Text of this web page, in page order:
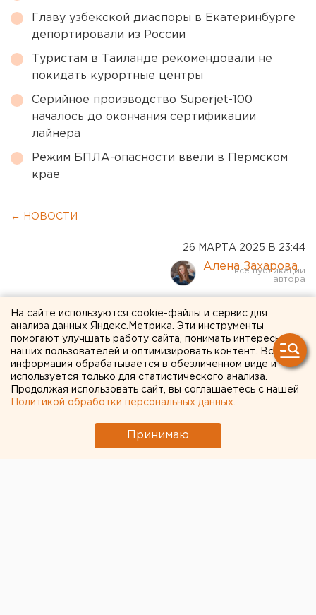
Главу узбекской диаспоры в Екатеринбурге
депортировали из России
Туристам в Таиланде рекомендовали не
покидать курортные центры
Серийное производство Superjet-100
началось до окончания сертификации
лайнера
Режим БПЛА-опасности ввели в Пермском
крае
← НОВОСТИ
26 МАРТА 2025 В 23:44
Алена Захарова
Нападающий
«Автомобилиста» Шаров -
о проигрыше в первом
матче плей-офф
«Автомобилиста» в первом матче плей-офф
На сайте используются cookie-файлы и сервис для
анализа данных Яндекс.Метрика. Эти инструменты
помогают улучшать работу сайта, понимать интересы
наших пользователей и оптимизировать контент. Вся
информация обрабатывается в обезличенном виде и
используется только для статистического анализа.
Продолжая использовать сайт, вы соглашаетесь с нашей
Политикой обработки персональных данных
Принимаю